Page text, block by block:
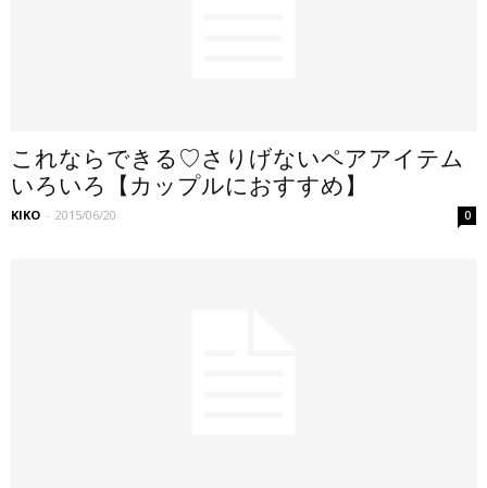
これならできる♡さりげないペアアイテム
いろいろ【カップルにおすすめ】
KIKO - 2015/06/20 0